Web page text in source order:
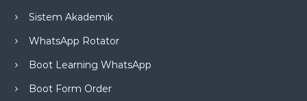
Sistem Akademik
WhatsApp Rotator
Boot Learning WhatsApp
Boot Form Order